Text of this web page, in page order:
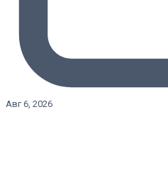
Авг 6, 2026